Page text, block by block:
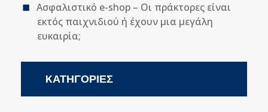
Ασφαλιστικό e-shop – Οι πράκτορες είναι
εκτός παιχνιδιού ή έχουν μια μεγάλη
ευκαιρία;
KΑΤΗΓΟΡΊΕΣ